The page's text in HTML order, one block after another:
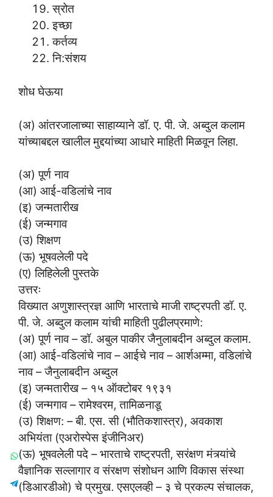
स्रोत
इच्छा
कर्तव्य
नि:संशय
शोध घेऊया
(अ) आंतरजालाच्या साहाय्याने डॉ. ए. पी. जे. अब्दुल कलाम
यांच्याबद्दल खालील मुद्दयांच्या आधारे माहिती मिळवून लिहा.
(अ) पूर्ण नाव
(आ) आई-वडिलांचे नाव
(इ) जन्मतारीख
(ई) जन्मगाव
(उ) शिक्षण
(ऊ) भूषवलेली पदे
(ए) लिहिलेली पुस्तके
उत्तरः
विख्यात अणुशास्त्रज्ञ आणि भारताचे माजी राष्ट्रपती डॉ. ए.
पी. जे. अब्दुल कलाम यांची माहिती पुढीलप्रमाणे:
(अ) पूर्ण नाव – डॉ. अबुल पाकीर जैनुलाबदीन अब्दुल कलाम.
(आ) आई-वडिलांचे नाव – आईचे नाव – आर्शअम्मा, वडिलांचे
नाव – जैनुलाबदीन अब्दुल
(इ) जन्मतारीख – १५ ऑक्टोबर १९३१
(ई) जन्मगाव – रामेश्वरम, तामिळनाडू
(उ) शिक्षण: – बी. एस. सी (भौतिकशास्त्र), अवकाश
अभियंता (एअरोस्पेस इंजीनिअर)
(ऊ) भूषवलेली पदे – भारताचे राष्ट्रपती, सरंक्षण मंत्र्यांचे
वैज्ञानिक सल्लागार व संरक्षण संशोधन आणि विकास संस्था
(डिआरडीओ) चे प्रमुख. एसएलव्ही – ३ चे प्रकल्प संचालक,